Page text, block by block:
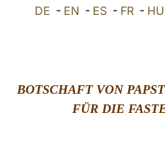
DE - EN - ES - FR - HU
BOTSCHAFT VON
FÜR DIE